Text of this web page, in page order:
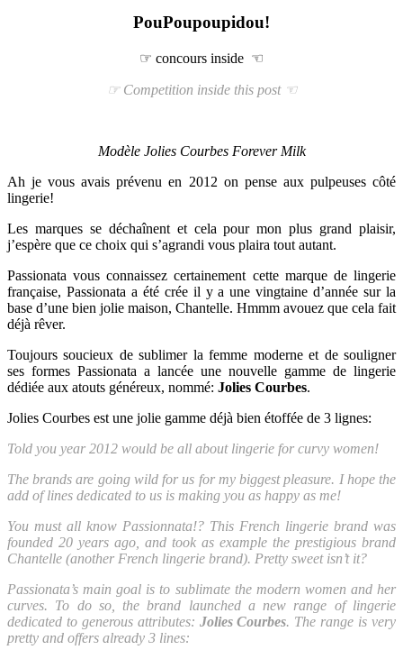
PouPoupoupidou!
☞ concours inside ☜
☞ Competition inside this post ☜
Modèle Jolies Courbes Forever Milk
Ah je vous avais prévenu en 2012 on pense aux pulpeuses côté
lingerie!
Les marques se déchaînent et cela pour mon plus grand plaisir,
j’espère que ce choix qui s’agrandi vous plaira tout autant.
Passionata vous connaissez certainement cette marque de lingerie
française, Passionata a été crée il y a une vingtaine d’année sur la
base d’une bien jolie maison, Chantelle. Hmmm avouez que cela fait
déjà rêver.
Toujours soucieux de sublimer la femme moderne et de souligner
ses formes Passionata a lancée une nouvelle gamme de lingerie
dédiée aux atouts généreux, nommé: Jolies Courbes.
Jolies Courbes est une jolie gamme déjà bien étoffée de 3 lignes:
Told you year 2012 would be all about lingerie for curvy women!
The brands are going wild for us for my biggest pleasure. I hope the
add of lines dedicated to us is making you as happy as me!
You must all know Passionnata!? This French lingerie brand was
founded 20 years ago, and took as example the prestigious brand
Chantelle (another French lingerie brand). Pretty sweet isn’t it?
Passionata’s main goal is to sublimate the modern women and her
curves. To do so, the brand launched a new range of lingerie
dedicated to generous attributes: Jolies Courbes. The range is very
pretty and offers already 3 lines: